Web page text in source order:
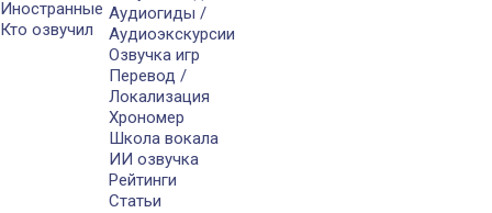
Иностранные
Кто озвучил
Аудиогиды /
Аудиоэкскурсии
Озвучка игр
Перевод /
Локализация
Хрономер
Школа вокала
ИИ озвучка
Рейтинги
Статьи